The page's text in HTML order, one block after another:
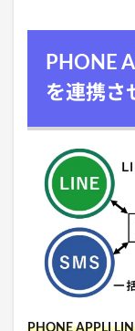
PHONE
を連携さ
PHONE APPLI